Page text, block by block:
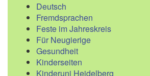
Deutsch
Fremdsprachen
Feste im Jahreskreis
Für Neugierige
Gesundheit
Kinderseiten
Kinderuni Heidelberg